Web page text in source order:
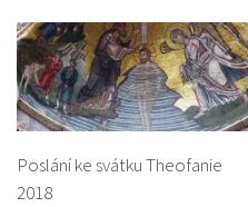
Poslání ke svátku Theofanie
2018